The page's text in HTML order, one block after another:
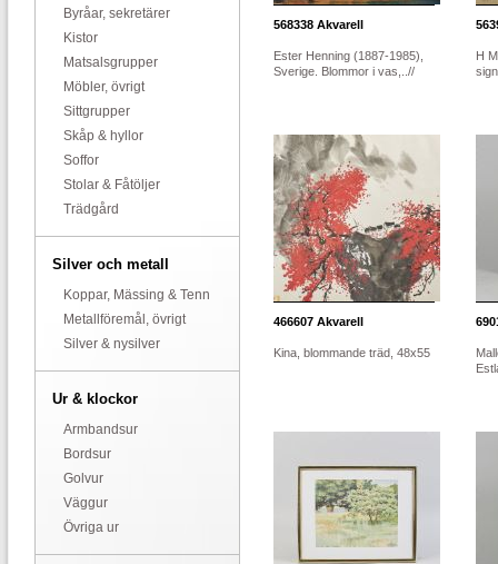
Byråar, sekretärer
Kistor
Matsalsgrupper
Möbler, övrigt
Sittgrupper
Skåp & hyllor
Soffor
Stolar & Fåtöljer
Trädgård
Silver och metall
Koppar, Mässing & Tenn
Metallföremål, övrigt
Silver & nysilver
Ur & klockor
Armbandsur
Bordsur
Golvur
Väggur
Övriga ur
568338 Akvarell
Ester Henning (1887-1985),
Sverige. Blommor i vas,..//
H
466607 Akvarell
Kina, blommande träd, 48x55